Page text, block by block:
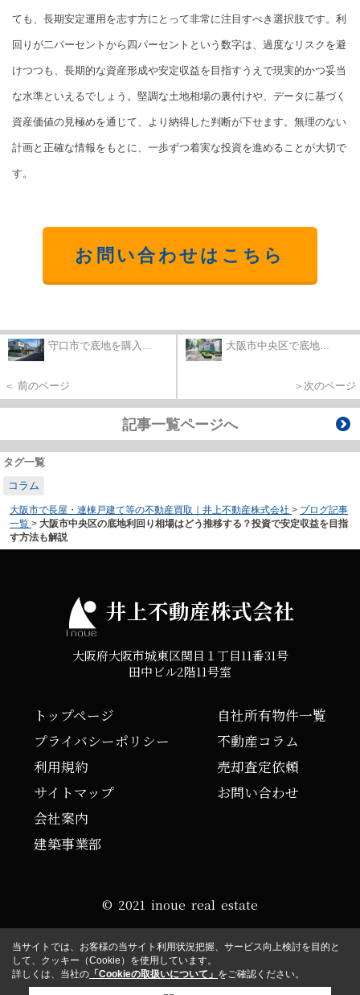
ても、長期安定運用を志す方にとって非常に注目すべき選択肢です。利
回りが二パーセントから四パーセントという数字は、過度なリスクを避
けつつも、長期的な資産形成や安定収益を目指すうえで現実的かつ妥当
な水準といえるでしょう。堅調な土地相場の裏付けや、データに基づく
資産価値の見極めを通じて、より納得した判断が下せます。無理のない
計画と正確な情報をもとに、一歩ずつ着実な投資を進めることが大切で
す。
お問い合わせはこちら
守口市で底地を購入...
＜ 前のページ
大阪市中央区で底地...
＞次のページ
記事一覧ページへ
タグ一覧
コラム
大阪市で長屋・連棟戸建て等の不動産買取｜井上不動産株式会社 > ブログ記事
一覧 > 大阪市中央区の底地利回り相場はどう推移する？投資で安定収益を目指
す方法も解説
井上不動産株式会社
大阪府大阪市城東区関目１丁目11番31号
田中ビル2階11号室
トップページ
プライバシーポリシー
利用規約
サイトマップ
会社案内
建築事業部
自社所有物件一覧
不動産コラム
売却査定依頼
お問い合わせ
© 2021 inoue real estate
当サイトでは、お客様の当サイト利用状況把握、サービス向上検討を目的と
して、クッキー（Cookie）を使用しています。
詳しくは、当社の 「Cookieの取扱いについて」 をご確認ください。